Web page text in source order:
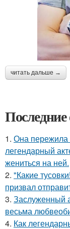
читать дальше →
Последние
1. Она пережила
легендарный
жениться на ней.
2. "Какие
призвал
3. Заслуженный
весьма
4. Как